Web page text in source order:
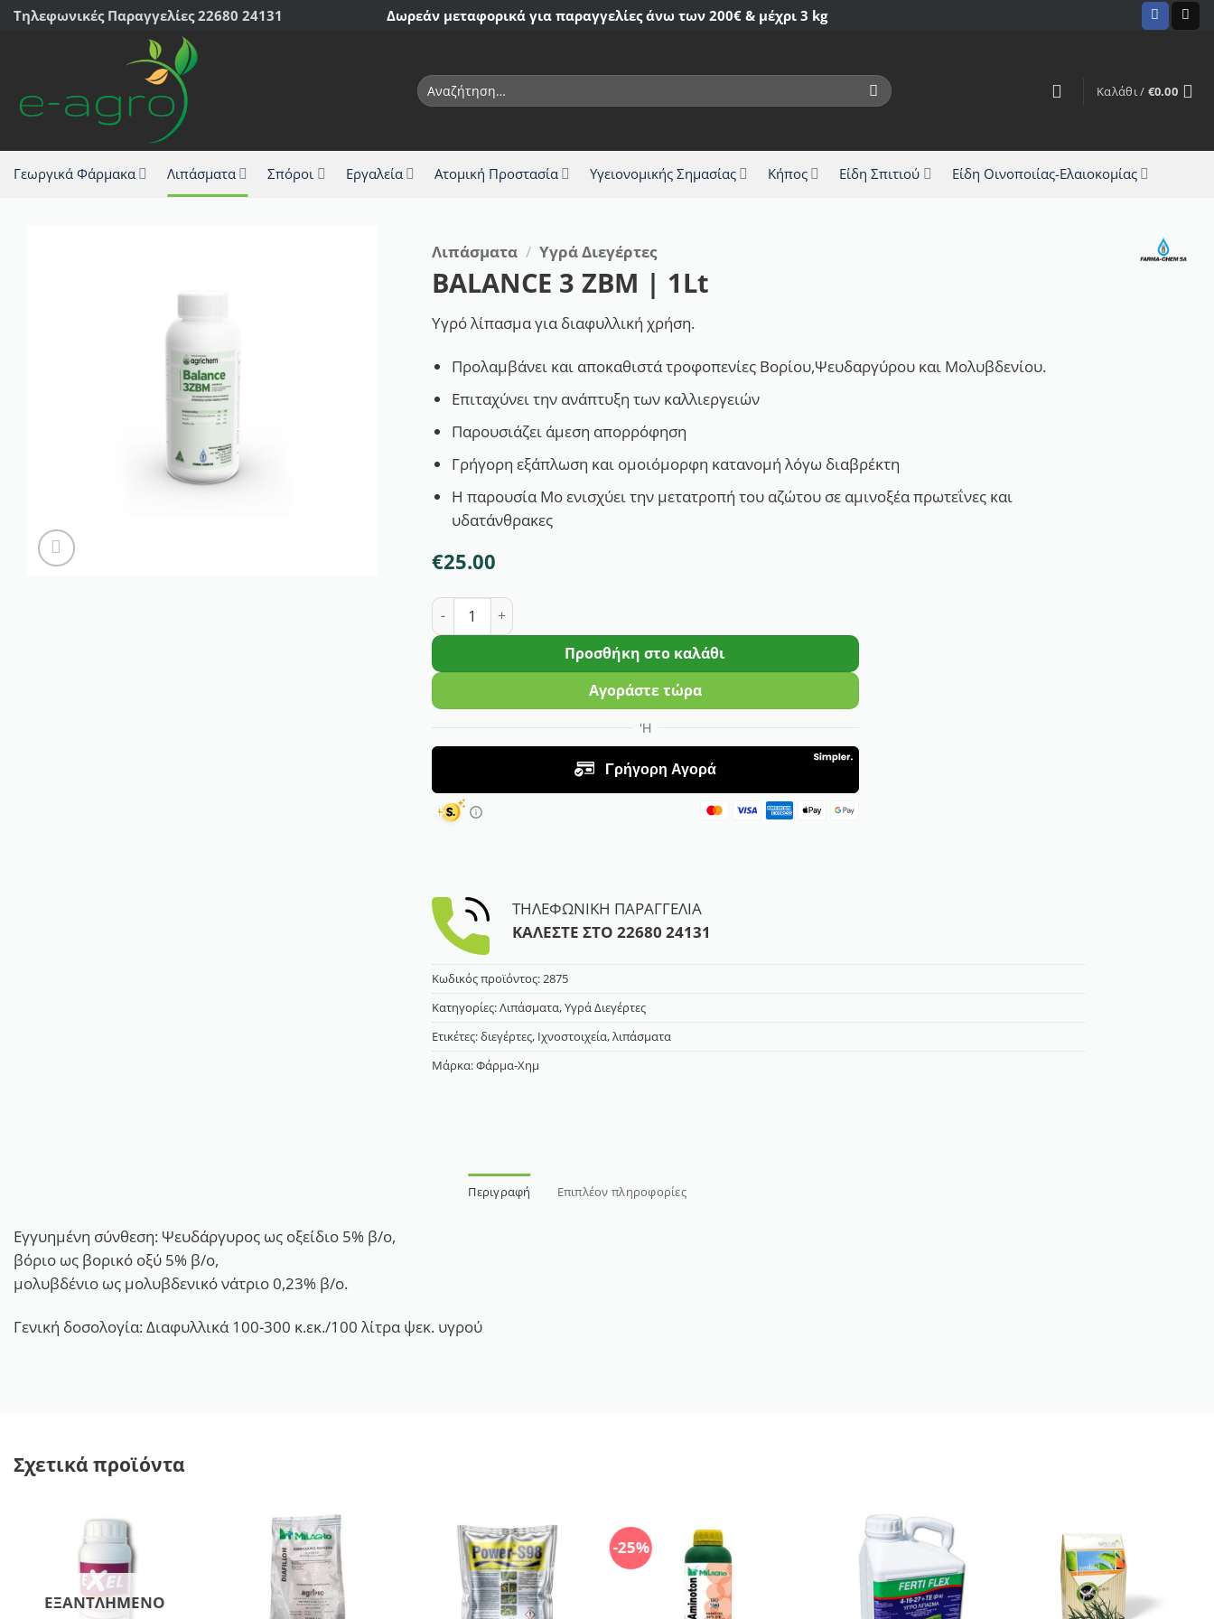
Μετάβαση
Τηλεφωνικές Παραγγελίες 22680 24131 Δωρεάν μεταφορικά για παραγγελίες άνω των 200€ & μέχρι 3 kg
Αναζήτηση
για:
Καλάθι / €0.00
Γεωργικά Φάρμακα Λιπάσματα Σπόροι Εργαλεία Ατομική Προστασία Υγειονομικής Σημασίας Κήπος Είδη Σπιτιού Είδη Οινοποιίας-Ελαιοκομίας
Λιπάσματα / Υγρά Διεγέρτες
BALANCE 3 ZBM | 1Lt
Υγρό λίπασμα για διαφυλλική χρήση.
Προλαμβάνει και αποκαθιστά τροφοπενίες Βορίου,Ψευδαργύρου και Μολυβδενίου.
Επιταχύνει την ανάπτυξη των καλλιεργειών
Παρουσιάζει άμεση απορρόφηση
Γρήγορη εξάπλωση και ομοιόμορφη κατανομή λόγω διαβρέκτη
Η παρουσία Mo ενισχύει την μετατροπή του αζώτου σε αμινοξέα πρωτεΐνες και
υδατάνθρακες
€25.00
BALANCE 3 ZBM | 1Lt ποσότητα
Προσθήκη στο καλάθι
Αγοράστε τώρα
ΤΗΛΕΦΩΝΙΚΗ ΠΑΡΑΓΓΕΛΙΑ
ΚΑΛΕΣΤΕ ΣΤΟ22680 24131
Κωδικός προϊόντος:2875
Κατηγορίες:Λιπάσματα,Υγρά Διεγέρτες
Ετικέτες:διεγέρτες, Ιχνοστοιχεία,λιπάσματα
Μάρκα:Φάρμα-Χημ
Περιγραφή Επιπλέον πληροφορίες
Εγγυημένη σύνθεση: Ψευδάργυρος ως οξείδιο 5% β/ο,
βόριο ως βορικό οξύ 5% β/ο,
μολυβδένιο ως μολυβδενικό νάτριο 0,23% β/ο.
Γενική δοσολογία: Διαφυλλικά 100-300 κ.εκ./100 λίτρα ψεκ. υγρού
Σχετικά προϊόντα
ΕΞΑΝΤΛΗΜΈΝΟ
-25%